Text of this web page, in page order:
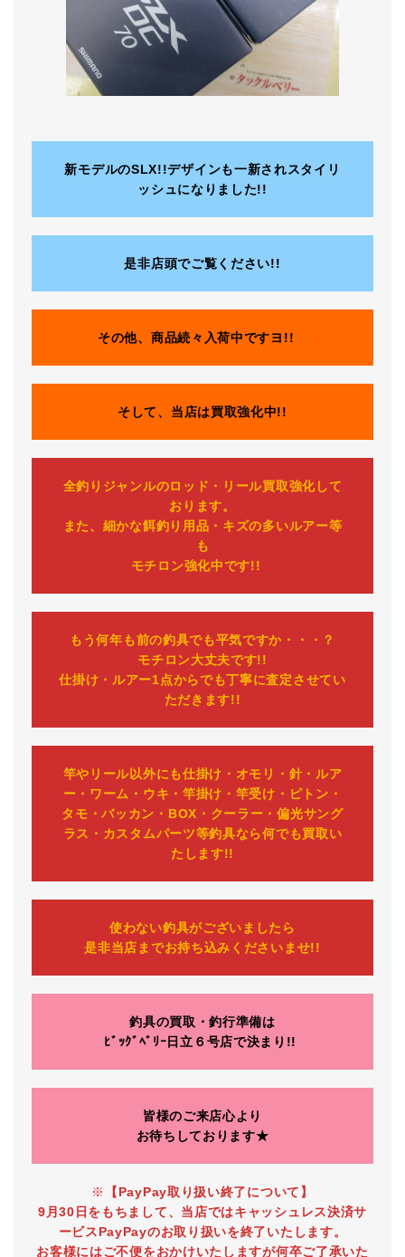
新モデルのSLX!!デザインも一新されスタイリ
ッシュになりました!!
是非店頭でご覧ください!!
その他、商品続々入荷中ですヨ!!
そして、当店は買取強化中!!
全釣りジャンルのロッド・リール買取強化して
おります。
また、細かな餌釣り用品・キズの多いルアー等
も
モチロン強化中です!!
もう何年も前の釣具でも平気ですか・・・？
モチロン大丈夫です!!
仕掛け・ルアー1点からでも丁寧に査定させてい
ただきます!!
竿やリール以外にも仕掛け・オモリ・針・ルア
ー・ワーム・ウキ・竿掛け・竿受け・ピトン・
タモ・バッカン・BOX・クーラー・偏光サング
ラス・カスタムパーツ等釣具なら何でも買取い
たします!!
使わない釣具がございましたら
是非当店までお持ち込みくださいませ!!
釣具の買取・釣行準備は
ﾋﾞｯｸﾞﾍﾞﾘｰ日立６号店で決まり!!
皆様のご来店心より
お待ちしております★
※
【PayPay取り扱い終了について】
9月30日をもちまして、当店ではキャッシュレス決済サ
ービスPayPayのお取り扱いを終了いたします。
お客様にはご不便をおかけいたしますが何卒ご了承いた